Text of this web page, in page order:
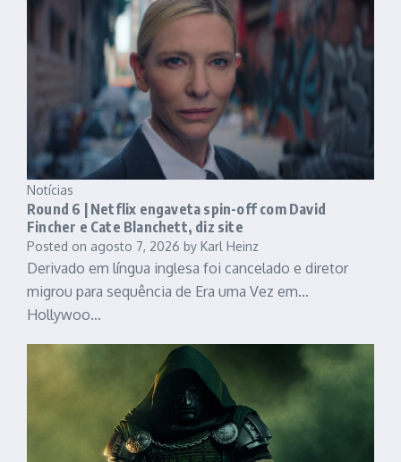
Notícias
Round 6 | Netflix engaveta spin-off com David
Fincher e Cate Blanchett, diz site
Posted on agosto 7, 2026 by Karl Heinz
Derivado em língua inglesa foi cancelado e diretor
migrou para sequência de Era uma Vez em…
Hollywoo…